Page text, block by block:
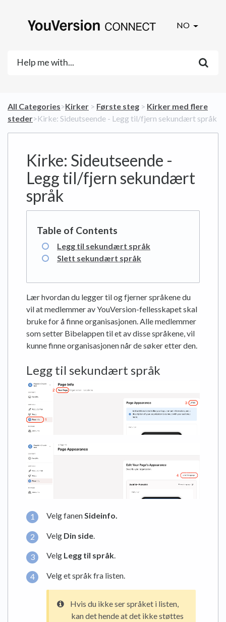
NO
All Categories​>​​Kirker ​ > ​ ​Første steg ​ > ​ ​Kirker med flere
steder​>​ Kirke: Sideutseende - Legg til/fjern sekundært språk
Kirke: Sideutseende -
Legg til/fjern sekundært
språk
Legg til sekundært språk
Slett sekundært språk
Lær hvordan du legger til og fjerner språkene du
vil at medlemmer av YouVersion-fellesskapet skal
bruke for å finne organisasjonen. Alle medlemmer
som setter Bibelappen til et av disse språkene, vil
kunne finne organisasjonen når de søker etter den.
Legg til sekundært språk
Velg fanenSideinfo.
Velg Din side
Velg Legg til språk.
Velg et språk fra listen.
Hvis du ikke ser språket i listen,
kan det hende at det ikke støttes